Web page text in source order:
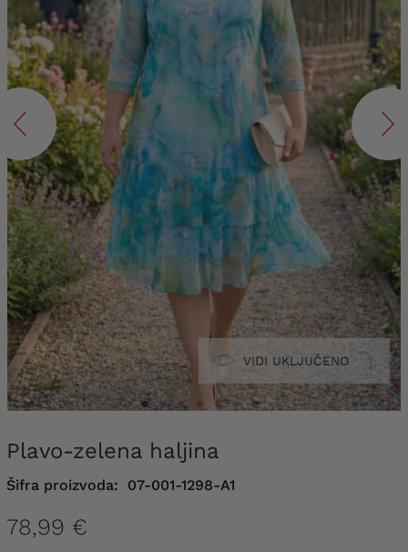
VIDI UKLJUČENO
Plavo-zelena haljina
Šifra proizvoda: 07-001-1298-A1
78,99 €